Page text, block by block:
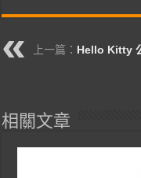
上一篇： Hello Kitty
相關文章